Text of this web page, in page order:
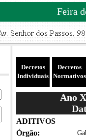
Feira
Decretos
Individuais
Decretos
Normativos
Ano
ADITIVOS
Órgão: